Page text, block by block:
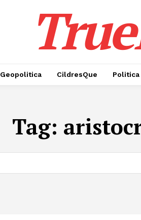
Geopolitica CildresQue Politica
Tag: